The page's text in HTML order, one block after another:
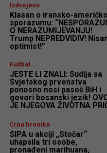
Izdvojeno
Klasan o iransko-
sporazumu:
O NERAZUMIJEVANJU!
Trump NEPREDVIDIV!
optimist!”
Fudbal
JESTE LI ZNALI: Sudija sa
Svjetskog prvenstva
ponosno nosi pasoš BiH i
govori bosanski jezik!
JE NJEGOVA ŽIVOTNA
Crna hronika
SIPA u akciji „Stočar“
uhapsila tri osobe,
pronađeni marihuana,